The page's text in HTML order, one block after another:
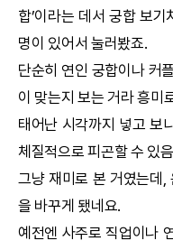
합’이라는 데서궁합보기
명이 있어서 눌러봤죠.
단순히 연인 궁합이나 커
이 맞는지 보는 거라 흥미
태어난 시각까지 넣고 보
체질적으로 피곤할 수 있
그냥 재미로 본 거였는데,
을 바꾸게 됐네요.
예전엔 사주로 직업이나